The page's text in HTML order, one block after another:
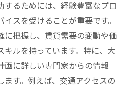
するためには、経験豊富なプロ
スを受けることが重要です。
に把握し、賃貸需要の変動や価
キルを持っています。特に、大
画に詳しい専門家からの情報
ます。例えば、交通アクセスの